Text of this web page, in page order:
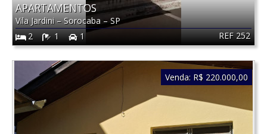
REF 252
APARTAMENTOS
Vila Jardini–Sorocaba –SP
2
1 1
Venda: R$ 220.000,00